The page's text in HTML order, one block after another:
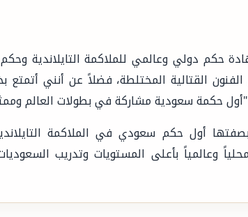
حكم دولي وعالمي للملاكمة التايلاندية
القتالية المختلطة، فضلاً عن أنني أتمتع
"أول حكمة سعودية مشاركة في بطولات العالم
أول حكم سعودي في الملاكمة
وعالمياً بأعلى المستويات وتدريب